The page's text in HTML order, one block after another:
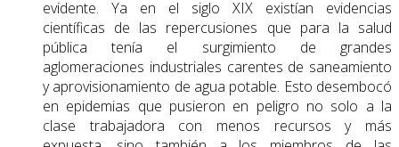
evidente. Ya en el siglo XIX existían evidencias
científicas de las repercusiones que para la salud
pública tenía el surgimiento de grandes
aglomeraciones industriales carentes de saneamiento
y aprovisionamiento de agua potable. Esto desembocó
en epidemias que pusieron en peligro no solo a la
clase trabajadora con menos recursos y más